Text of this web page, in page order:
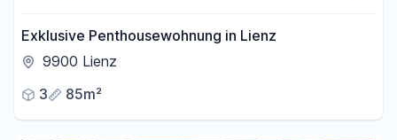
Exklusive Penthousewohnung in Lienz
9900 Lienz
3
85m²